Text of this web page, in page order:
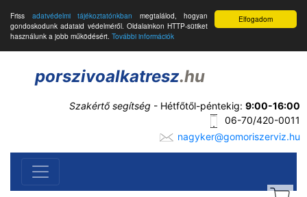
Elfogadom
Friss adatvédelmi tájékoztatónkban megtalálod, hogyan
gondoskodunk adataid védelméről. Oldalainkon HTTP-sütiket
használunk a jobb működésért. További információk
porszivoalkatresz.hu
Szakértő segítség - Hétfőtől-péntekig: 9:00-16:00
06-70/420-0011
nagyker@gomoriszerviz.hu